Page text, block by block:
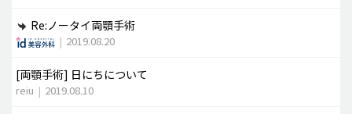
Re:ノータイ両顎手術
| 2019.08.20
[両顎手術] 日にちについて
reiu | 2019.08.10